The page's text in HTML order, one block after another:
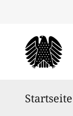
Startseite